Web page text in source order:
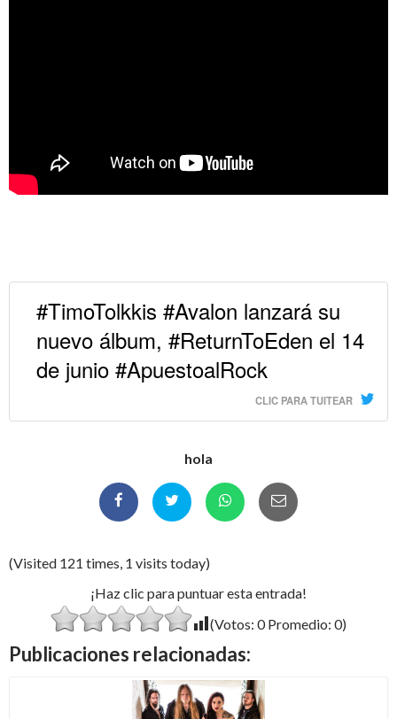
#TimoTolkkis #Avalon lanzará su
nuevo álbum, #ReturnToEden el 14
de junio #ApuestoalRock
CLIC PARA TUITEAR
hola
(Visited 121 times, 1 visits today)
¡Haz clic para puntuar esta entrada!
(Votos: 0Promedio: 0)
Publicaciones relacionadas: